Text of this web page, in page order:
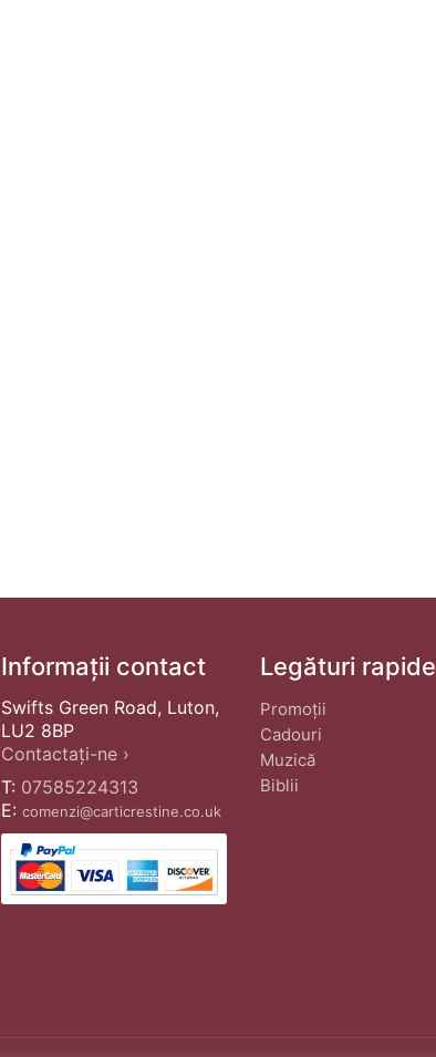
Informații contact
Swifts Green Road, Luton,
LU2 8BP
Contactați-ne ›
T: 07585224313
E: comenzi@carticrestine.co.uk
Legături rapide
Promoții
Cadouri
Muzică
Biblii